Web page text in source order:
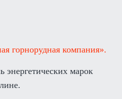
горнорудная компания».
энергетических марок